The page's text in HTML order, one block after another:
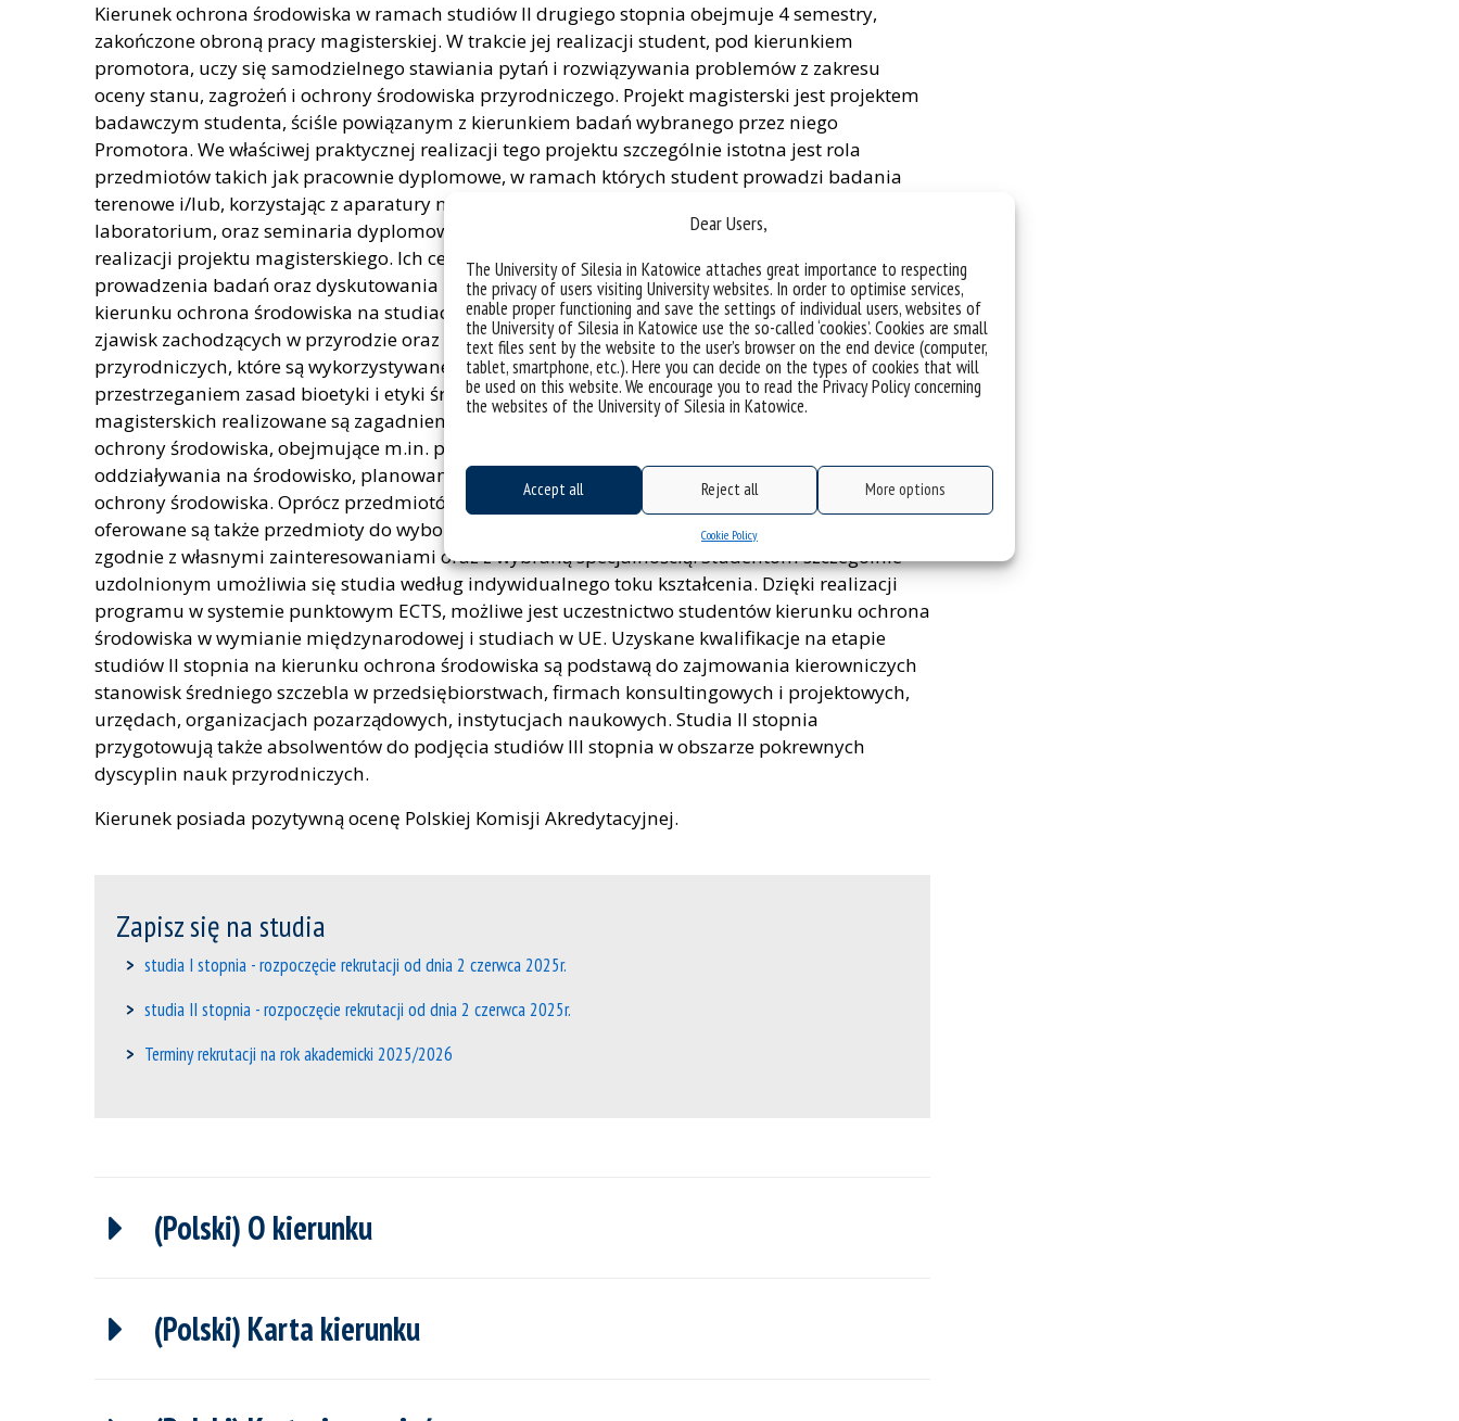
Dear Users,
The University of Silesia in Katowice attaches great importance to respecting
the privacy of users visiting University websites. In order to optimise services,
enable proper functioning and save the settings of individual users, websites of
the University of Silesia in Katowice use the so-called ‘cookies’. Cookies are small
text files sent by the website to the user’s browser on the end device (computer,
tablet, smartphone, etc.). Here you can decide on the types of cookies that will
be used on this website. We encourage you to read the Privacy Policy concerning
the websites of the University of Silesia in Katowice.
Accept all Reject all More options
Cookie Policy
Kierunek ochrona środowiska w ramach studiów II drugiego stopnia obejmuje 4 semestry,
zakończone obroną pracy magisterskiej. W trakcie jej realizacji student, pod kierunkiem
promotora, uczy się samodzielnego stawiania pytań i rozwiązywania problemów z zakresu
oceny stanu, zagrożeń i ochrony środowiska przyrodniczego. Projekt magisterski jest projektem
badawczym studenta, ściśle powiązanym z kierunkiem badań wybranego przez niego
Promotora. We właściwej praktycznej realizacji tego projektu szczególnie istotna jest rola
przedmiotów takich jak pracownie dyplomowe, w ramach których student prowadzi badania
terenowe i/lub, korzystając z aparatury naukowo-badawczej, przeprowadza analizy w
laboratorium, oraz seminaria dyplomowe, które wyposażają studenta w niezbędną wiedzę do
realizacji projektu magisterskiego. Ich celem jest merytoryczne przygotowanie studenta do
prowadzenia badań oraz dyskutowania i prezentowania uzyskanych wyników. Każdy student
kierunku ochrona środowiska na studiach II stopnia zdobywa wiedzę z zakresu modelowania
zjawisk zachodzących w przyrodzie oraz zastosowania metod statystycznych w naukach
przyrodniczych, które są wykorzystywane w planowaniu i realizacji projektu magisterskiego z
przestrzeganiem zasad bioetyki i etyki środowiskowej. W ramach kształcenia na studiach
magisterskich realizowane są zagadnienia w praktyczny sposób przygotowujące specjalistów ds.
ochrony środowiska, obejmujące m.in. problematykę gospodarowania odpadami, oceny
oddziaływania na środowisko, planowania przestrzennego czy pozyskiwania funduszy na rzecz
ochrony środowiska. Oprócz przedmiotów obligatoryjnych, stanowiących podstawę kształcenia,
oferowane są także przedmioty do wyboru, umożliwiające indywidualizację toku studiów
zgodnie z własnymi zainteresowaniami oraz z wybraną specjalnością. Studentom szczególnie
uzdolnionym umożliwia się studia według indywidualnego toku kształcenia. Dzięki realizacji
programu w systemie punktowym ECTS, możliwe jest uczestnictwo studentów kierunku ochrona
środowiska w wymianie międzynarodowej i studiach w UE. Uzyskane kwalifikacje na etapie
studiów II stopnia na kierunku ochrona środowiska są podstawą do zajmowania kierowniczych
stanowisk średniego szczebla w przedsiębiorstwach, firmach konsultingowych i projektowych,
urzędach, organizacjach pozarządowych, instytucjach naukowych. Studia II stopnia
przygotowują także absolwentów do podjęcia studiów III stopnia w obszarze pokrewnych
dyscyplin nauk przyrodniczych.
Kierunek posiada pozytywną ocenę Polskiej Komisji Akredytacyjnej.
Zapisz się na studia
studia I stopnia - rozpoczęcie rekrutacji od dnia 2 czerwca 2025r.
studia II stopnia - rozpoczęcie rekrutacji od dnia 2 czerwca 2025r.
Terminy rekrutacji na rok akademicki 2025/2026
(Polski) O kierunku
(Polski) Karta kierunku